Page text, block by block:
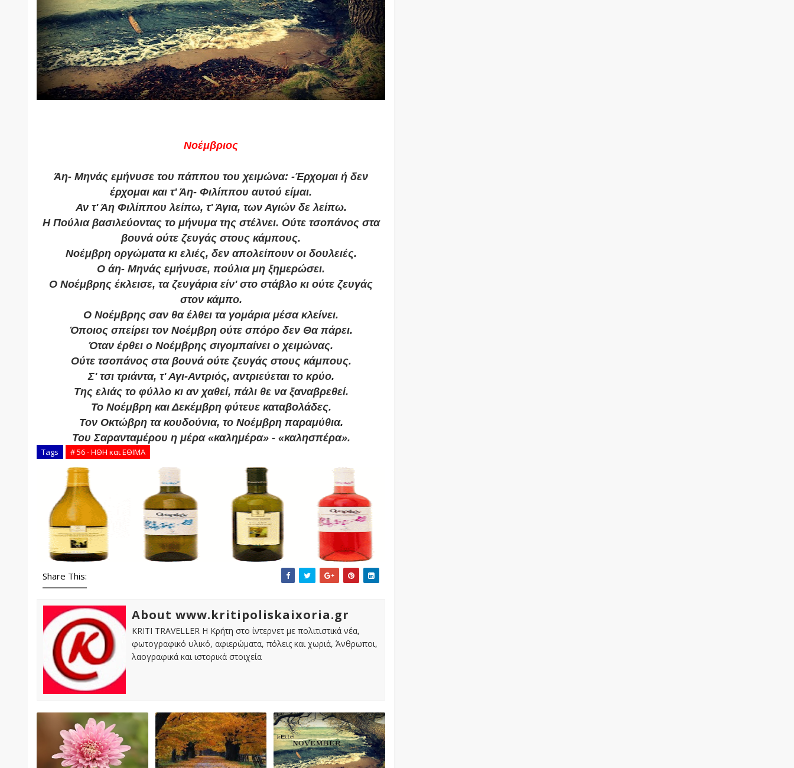
Νοέμβριος
Άη- Μηνάς εμήνυσε του πάππου του χειμώνα: -Έρχομαι ή δεν
έρχομαι και τ' Άη- Φιλίππου αυτού είμαι.
Αν τ' Άη Φιλίππου λείπω, τ' Άγια, των Αγιών δε λείπω.
Η Πούλια βασιλεύοντας το μήνυμα της στέλνει. Ούτε τσοπάνος στα
βουνά ούτε ζευγάς στους κάμπους.
Νοέμβρη οργώματα κι ελιές, δεν απολείπουν οι δουλειές.
Ο άη- Μηνάς εμήνυσε, πούλια μη ξημερώσει.
Ο Νοέμβρης έκλεισε, τα ζευγάρια είν' στο στάβλο κι ούτε ζευγάς
στον κάμπο.
Ο Νοέμβρης σαν θα έλθει τα γομάρια μέσα κλείνει.
Όποιος σπείρει τον Νοέμβρη ούτε σπόρο δεν Θα πάρει.
Όταν έρθει ο Νοέμβρης σιγομπαίνει ο χειμώνας.
Ούτε τσοπάνος στα βουνά ούτε ζευγάς στους κάμπους.
Σ' τσι τριάντα, τ' Αγι-Αντριός, αντριεύεται το κρύο.
Της ελιάς το φύλλο κι αν χαθεί, πάλι θε να ξαναβρεθεί.
Το Νοέμβρη και Δεκέμβρη φύτευε καταβολάδες.
Τον Οκτώβρη τα κουδούνια, το Νοέμβρη παραμύθια.
Του Σαρανταμέρου η μέρα «καλημέρα» - «καλησπέρα».
Tags # 56 - ΗΘΗ και ΕΘΙΜΑ
Share This:
About www.kritipoliskaixoria.gr
KRITI TRAVELLER Η Κρήτη στο ίντερνετ με πολιτιστικά νέα,
φωτογραφικό υλικό, αφιερώματα, πόλεις και χωριά, Άνθρωποι,
λαογραφικά και ιστορικά στοιχεία